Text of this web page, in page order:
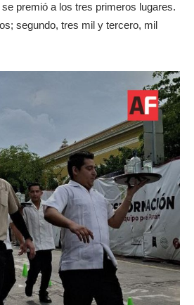
premió a los tres primeros lugares.
segundo, tres mil y tercero, mil